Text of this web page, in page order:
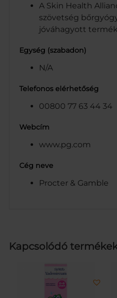
A Skin Health
szövetség
jóváhagyott termék
Egység (szabadon)
N/A
Telefonos elérhetőség
00800 77 63 44 34
Webcím
www.pg.com
Cég neve
Procter & Gamble
Kapcsolódó